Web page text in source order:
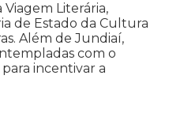
Literária,
de Estado da Cultura
Além de Jundiaí,
com o
incentivar a